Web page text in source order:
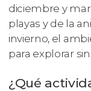
diciembre y
playas y de la
invierno, el
para explorar
¿Qué